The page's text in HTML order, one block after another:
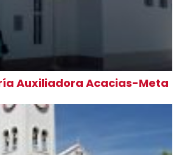
Auxiliadora Acacias-Meta